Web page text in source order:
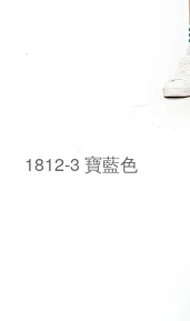
1812-3 寶藍色